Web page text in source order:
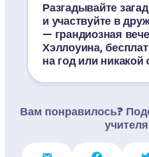
Разгадывайте
и участвуйте в
— грандиозная
Хэллоуина,
на год или никакой
Вам понравилось?